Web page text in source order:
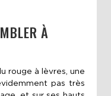
À
rouge à lèvres, une
pas très